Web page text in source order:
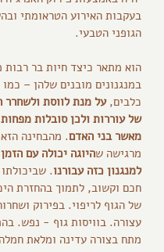
בעקבות האירוע הטראומתי
הגופני הטבעי.
הוא מתאר כיצד חיות בר
במנגנונים מובנים שלהן –
כלבים, על מנת לווסת ולשחרר
של עוררות ולכן סובלות
מאשר בני האדם. מהבחינה
מרגישה שהיוגה יכולה עם
למנגנון כזה עבורנו.
חכם וקשוב, לתמוך בהחזרת
של הגוף לריפוי. בפירוק
עצורה. בוויסות גוף - נפש.
מתח בצורה עדינה ומלאת